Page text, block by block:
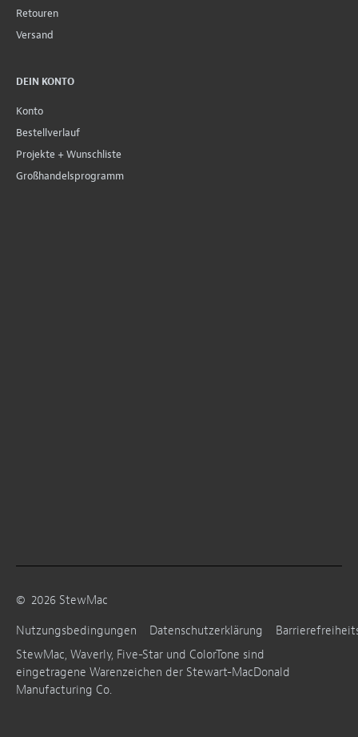
Retouren
Versand
DEIN KONTO
Konto
Bestellverlauf
Projekte + Wunschliste
Großhandelsprogramm
© 2026 StewMac
Nutzungsbedingungen
Datenschutzerklärung
StewMac, Waverly, Five-Star und ColorTone sind
eingetragene Warenzeichen der Stewart-MacDonald
Manufacturing Co.